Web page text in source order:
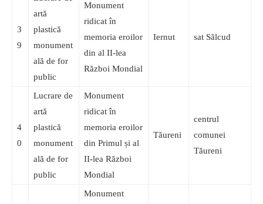
3
9
artă
plastică
monument
ală de for
public
Monument
ridicat în
memoria eroilor
din al II-lea
Război Mondial
Iernut sat Sălcud
4
0
Lucrare de
artă
plastică
monument
ală de for
public
Monument
ridicat în
memoria eroilor
din Primul și al
II-lea Război
Mondial
Tăureni
centrul
comunei
Tăureni
Monument